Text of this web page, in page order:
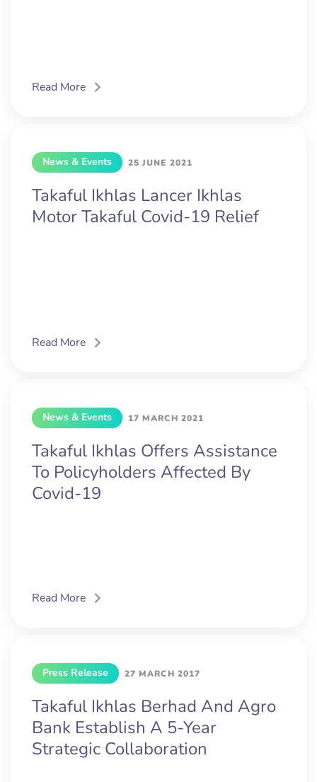
Read More
News & Events 25 JUNE 2021
Takaful Ikhlas Lancer Ikhlas
Motor Takaful Covid-19 Relief
Read More
News & Events 17 MARCH 2021
Takaful Ikhlas Offers Assistance
To Policyholders Affected By
Covid-19
Read More
Press Release 27 MARCH 2017
Takaful Ikhlas Berhad And Agro
Bank Establish A 5-Year
Strategic Collaboration